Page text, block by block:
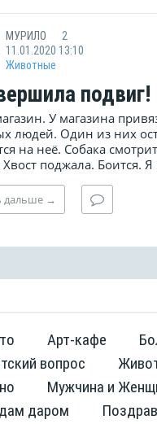
МУРИЛО
2
11.01.2020 13:10
Животные
подвиг!
У магазина
людей. Один из них
на неё. Собака
поджала. Боится.
дальше →
Арт-кафе
вопрос
Мужчина и
даром